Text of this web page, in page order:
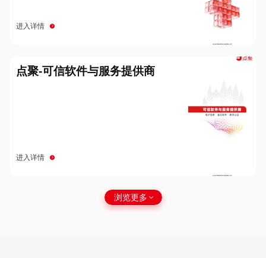
进入详情
点聚-可信软件与服务提供商
进入详情
浏览更多